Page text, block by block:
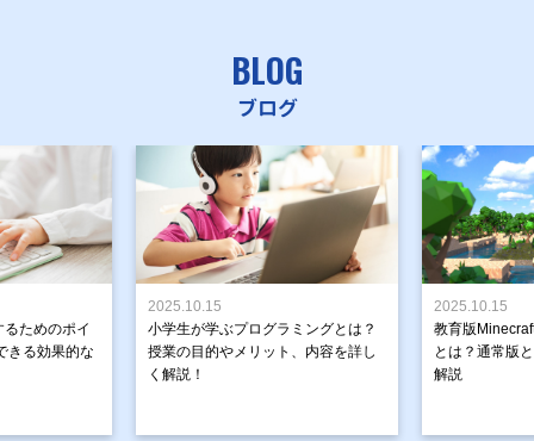
BLOG
ブログ
ためのポイ
きる効果的な
2025.10.15
小学生が学ぶプログラミングとは？
授業の目的やメリット、内容を詳し
く解説！
2025.10.15
教育版
とは？通常版
解説